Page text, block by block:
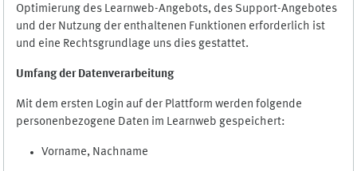
Optimierung des Learnweb-Angebots, des Support-Angebotes
und der Nutzung der enthaltenen Funktionen erforderlich ist
und eine Rechtsgrundlage uns dies gestattet.
Umfang der Datenverarbeitung
Mit dem ersten Login auf der Plattform werden folgende
personenbezogene Daten im Learnweb gespeichert:
Vorname, Nachname